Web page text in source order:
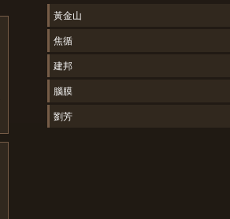
黃金山
焦循
建邦
腦膜
劉芳